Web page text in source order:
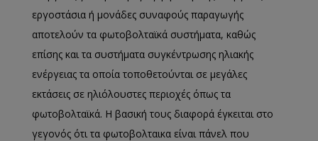
εργοστάσια ή μονάδες συναφούς παραγωγής
αποτελούν τα φωτοβολταϊκά συστήματα, καθώς
επίσης και τα συστήματα συγκέντρωσης ηλιακής
ενέργειας τα οποία τοποθετούνται σε μεγάλες
εκτάσεις σε ηλιόλουστες περιοχές όπως τα
φωτοβολταϊκά. Η βασική τους διαφορά έγκειται στο
γεγονός ότι τα φωτοβολταικα είναι πάνελ που